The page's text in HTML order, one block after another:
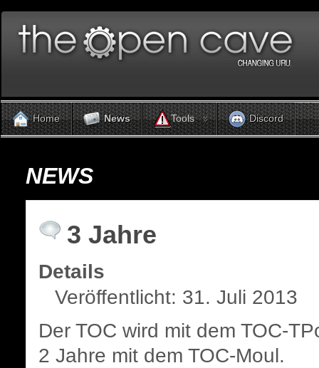
Home News Tools Discord
NEWS
3 Jahre
Details
Veröffentlicht: 31. Juli 2013
Der TOC wird mit dem TOC-
2 Jahre mit dem TOC-Moul.